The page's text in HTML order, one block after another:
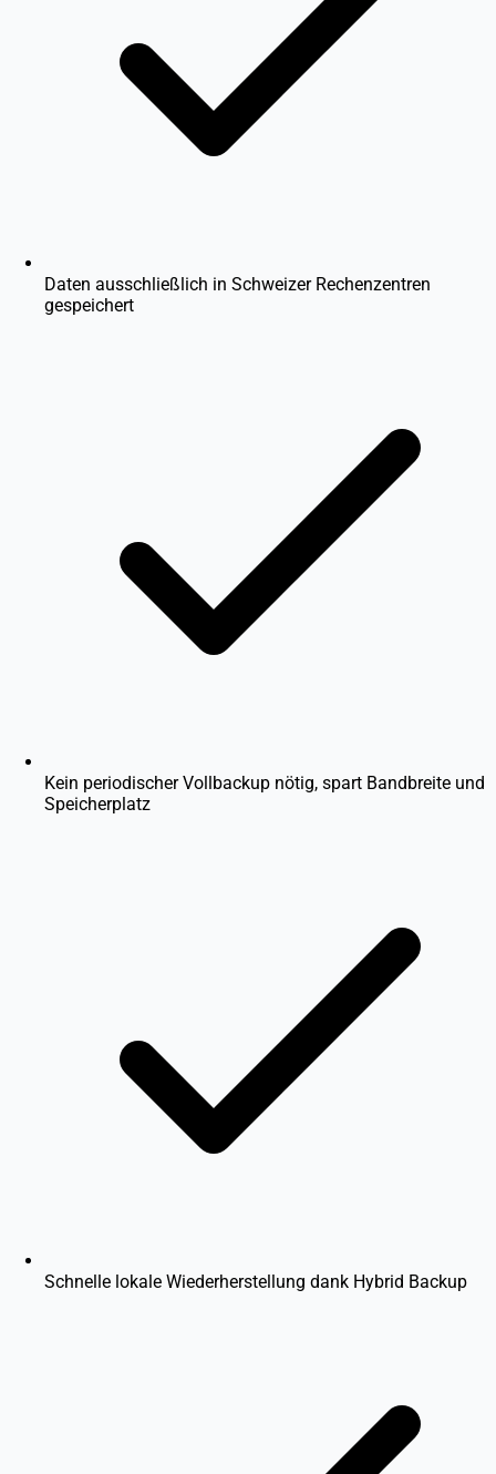
Daten ausschließlich in Schweizer Rechenzentren
gespeichert
Kein periodischer Vollbackup nötig, spart Bandbreite und
Speicherplatz
Schnelle lokale Wiederherstellung dank Hybrid Backup